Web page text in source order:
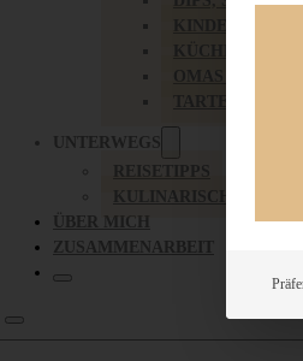
UNTERWEGS
REISETIPPS
KULINARISCH
ÜBER MICH
ZUSAMMENARBEIT